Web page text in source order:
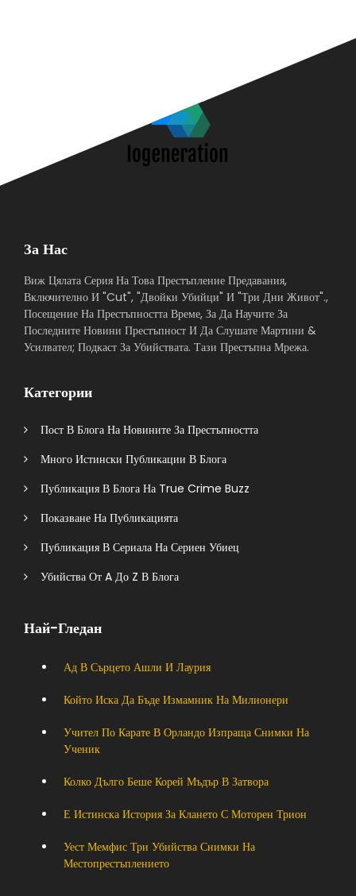
За Нас
Виж Цялата Серия На Това Престъпление Предавания,
Включително И "Cut", "Двойки Убийци" И "Три Дни Живот".,
Посещение На Престъпността Време, За Да Научите За
Последните Новини Престъпност И Да Слушате Мартини &
Усилвател; Подкаст За Убийствата. Тази Престъпна Мрежа.
Категории
Пост В Блога На Новините За Престъпността
Много Истински Публикации В Блога
Публикация В Блога На True Crime Buzz
Показване На Публикацията
Публикация В Сериала На Сериен Убиец
Убийства От A До Z В Блога
Най-Гледан
Ад В Сърцето Ашли И Лаурия
Който Иска Да Бъде Измамник На Милионери
Учител По Карате В Орландо Изпраща Снимки На
Ученик
Колко Дълго Беше Корей Мъдър В Затвора
Е Истинска История За Клането С Моторен Трион
Уест Мемфис Три Убийства Снимки На
Местопрестъплението